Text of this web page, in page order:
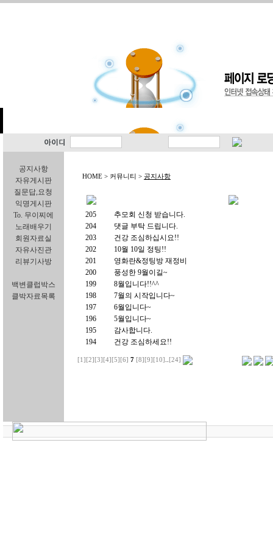
공지사항
자유게시판
질문답,요청
익명게시판
To. 무이찌에
노래배우기
회원자료실
자유사진관
리뷰기사방
백변클럽박스
클박자료목록
HOME > 커뮤니티 > 공지사항
205
추모회 신청 받습니다.
204
댓글 부탁 드립니다.
203
건강 조심하십시요!!
202
10월 10일 정팅!!
201
영화란&정팅방 재정비
200
풍성한 9월이길~
199
8월입니다!!^^
198
7월의 시작입니다~
197
6월입니다~
196
5월입니다~
195
감사합니다.
194
건강 조심하세요!!
[1] [2] [3] [4] [5] [6] 7 [8] [9] [10] [24]